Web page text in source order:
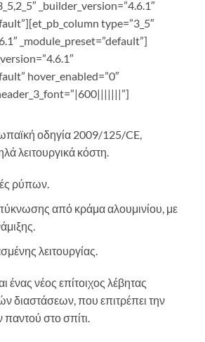
_builder_version=”4.6.1″
type=”3_5″
_module_preset=”default”]
hover_enabled=”0″
οδηγία 2009/125/CE,
λειτουργικά κόστη.
ρύπων.
από κράμα αλουμινίου, με
λειτουργίας.
ένας νέος επίτοιχος λέβητας
διαστάσεων, που επιτρέπει την
στο σπίτι.